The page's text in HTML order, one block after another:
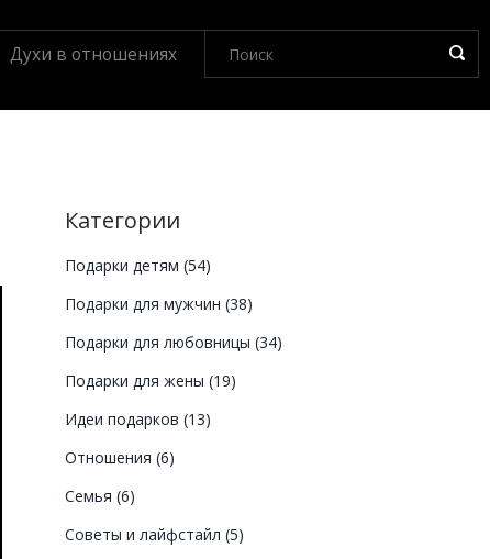
Духи в отношениях
Категории
Подарки детям (54)
Подарки для мужчин (38)
Подарки для любовницы (34)
Подарки для жены (19)
Идеи подарков (13)
Отношения (6)
Семья (6)
Советы и лайфстайл (5)